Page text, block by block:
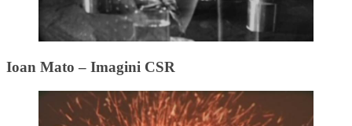
Ioan Mato – Imagini CSR